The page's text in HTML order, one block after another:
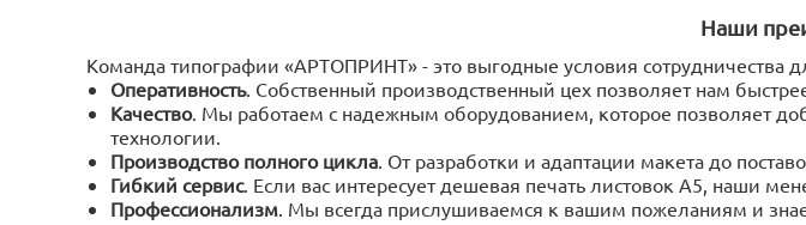
Наши
Команда типографии «АРТОПРИНТ» - это выгодные условия сотрудничества
Оперативность. Собственный производственный цех позволяет нам
Качество. Мы работаем с надежным оборудованием, которое позволяет
технологии.
Производство полного цикла. От разработки и адаптации макета до
Гибкий сервис. Если вас интересует дешевая печать листовок А5, наши
Профессионализм. Мы всегда прислушиваемся к вашим пожеланиям и